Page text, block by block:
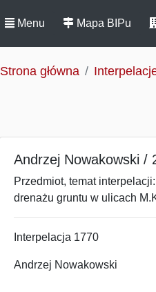
Menu Mapa BIPu
Strona główna
Andrzej Nowakowski /
Przedmiot, temat
drenażu gruntu w ulicach
Interpelacja 1770
Andrzej Nowakowski